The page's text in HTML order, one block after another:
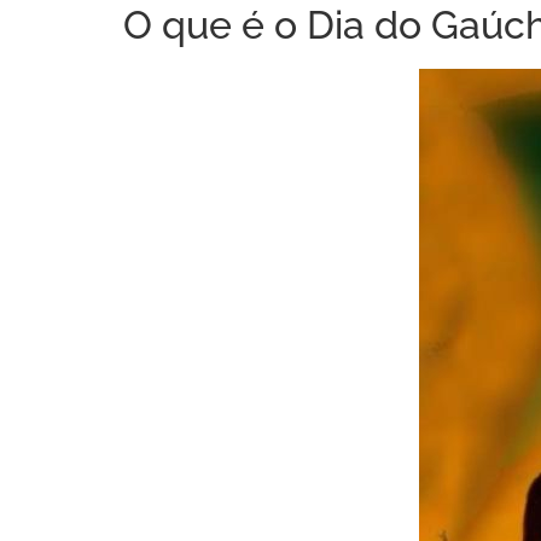
O que é o Dia do